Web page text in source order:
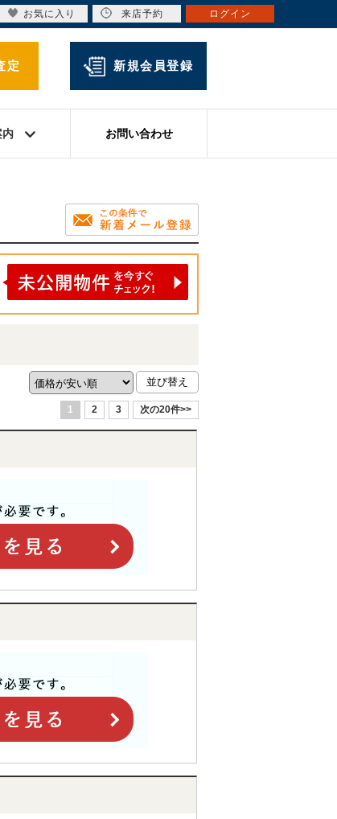
定 新規会員登録
内 お問い合わせ
1 2 3 次の20件>>
お気に入り 来店予約 ログイン